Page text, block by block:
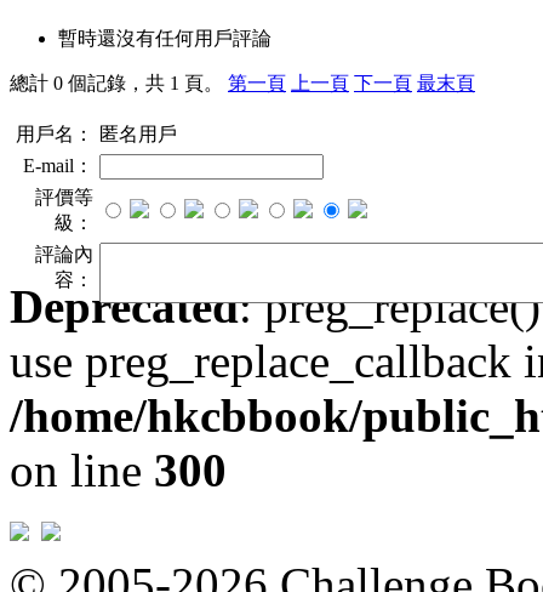
暫時還沒有任何用戶評論
總計 0 個記錄，共 1 頁。 第一頁 上一頁 下一頁 最末頁
用戶名：
匿名用戶
E-mail：
評價等
級：
評論內
容：
Deprecated:
use preg_replace_callback
/home/hkcbbook/
on line 300